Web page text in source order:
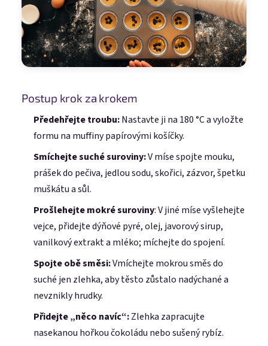
Postup krok za krokem
Předehřejte troubu:Nastavte ji na 180 °C a vyložte
formu na muffiny papírovými košíčky.
Smíchejte suché suroviny:V míse spojte mouku,
prášek do pečiva, jedlou sodu, skořici, zázvor, špetku
muškátu a sůl.
Prošlehejte mokré suroviny: V jiné míse vyšlehejte
vejce, přidejte dýňové pyré, olej, javorový sirup,
vanilkový extrakt a mléko; míchejte do spojení.
Spojte obě směsi:Vmíchejte mokrou směs do
suché jen zlehka, aby těsto zůstalo nadýchané a
nevznikly hrudky.
Přidejte „něco navíc“:Zlehka zapracujte
nasekanou hořkou čokoládu nebo sušený rybíz.